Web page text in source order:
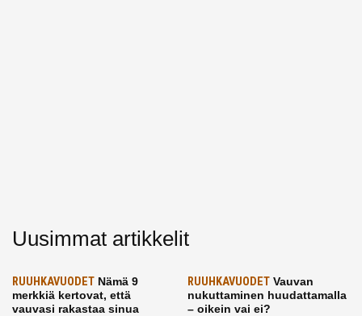
Uusimmat artikkelit
RUUHKAVUODET Nämä 9
merkkiä kertovat, että
vauvasi rakastaa sinua
RUUHKAVUODETVauvan
nukuttaminen huudattamalla
– oikein vai ei?